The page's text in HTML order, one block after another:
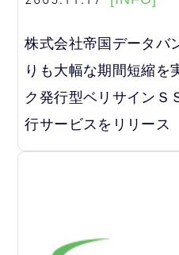
株式会社帝国データバ
りも大幅な期間短縮を
ク発行型ベリサインＳ
行サービスをリリース